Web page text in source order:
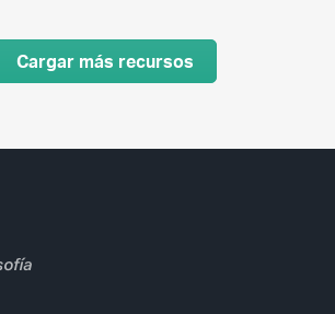
Cargar más recursos